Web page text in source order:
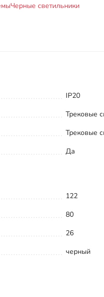
Черные светильники
IP20
Трековые
Трековые
Да
122
80
26
черный